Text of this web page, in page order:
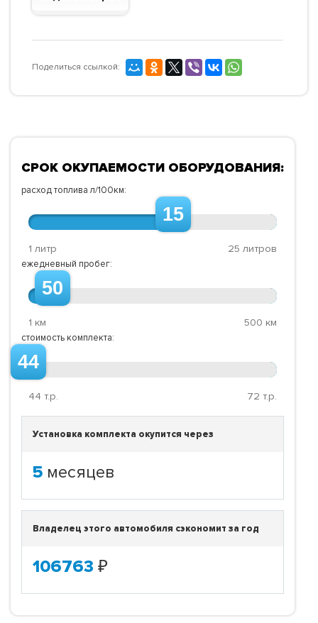
Поделиться ссылкой:
СРОК ОКУПАЕМОСТИ ОБОРУДОВАНИЯ:
расход топлива л/100км:
15
1 литр 25 литров
ежедневный пробег:
50
1 км 500 км
стоимость комплекта:
44
44 т.р. 72 т.р.
Установка комплекта окупится через
5 месяцев
Владелец этого автомобиля сэкономит за год
106763 ₽